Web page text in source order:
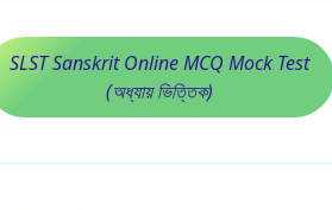
SLST Sanskrit Online MCQ Mock Test
(অধ্যায় ভিত্তিক)